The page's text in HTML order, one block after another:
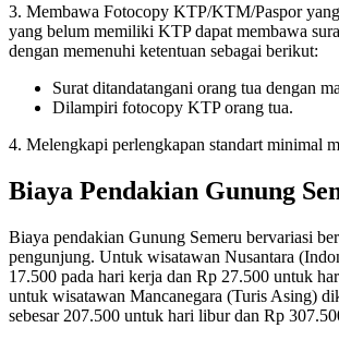
3. Membawa Fotocopy KTP/KTM/Paspor
yang belum memiliki KTP dapat membawa
dengan memenuhi ketentuan sebagai berikut:
Surat ditandatangani orang tua dengan
Dilampiri fotocopy KTP orang tua.
4. Melengkapi perlengkapan standart minimal
Biaya Pendakian Gunung
Biaya pendakian Gunung Semeru bervariasi
pengunjung. Untuk wisatawan Nusantara
17.500 pada hari kerja dan Rp 27.500 untuk
untuk wisatawan Mancanegara (Turis Asing)
sebesar 207.500 untuk hari libur dan Rp